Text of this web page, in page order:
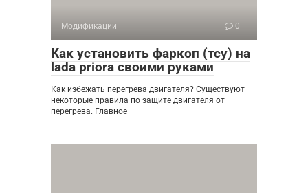
Модификации 0
Как установить фаркоп (тсу) на
lada priora своими руками
Как избежать перегрева двигателя? Существуют
некоторые правила по защите двигателя от
перегрева. Главное –